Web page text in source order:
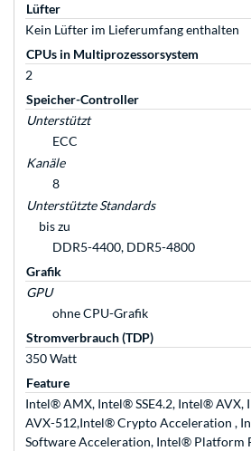
Lüfter
Kein Lüfter im Lieferumfang enthalten
CPUs in Multiprozessorsystem
2
Speicher-Controller
Unterstützt
ECC
Kanäle
8
Unterstützte Standards
bis zu
DDR5-4400, DDR5-4800
Grafik
GPU
ohne CPU-Grafik
Stromverbrauch (TDP)
350 Watt
Feature
Intel® AMX, Intel® SSE4.2, Intel®
AVX-512,Intel® Crypto Acceleration ,
Software Acceleration, Intel® Platform